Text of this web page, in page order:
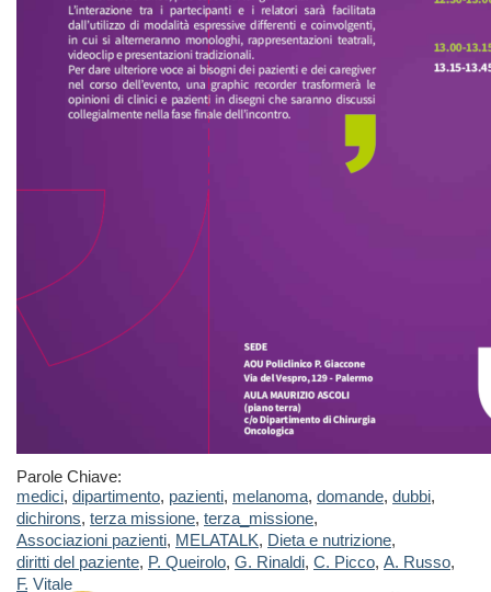
Parole Chiave:
medici, dipartimento, pazienti, melanoma, domande, dubbi,
dichirons, terza missione, terza_missione,
Associazioni pazienti, MELATALK, Dieta e nutrizione,
diritti del paziente, P. Queirolo, G. Rinaldi, C. Picco, A. Russo,
F. Vitale